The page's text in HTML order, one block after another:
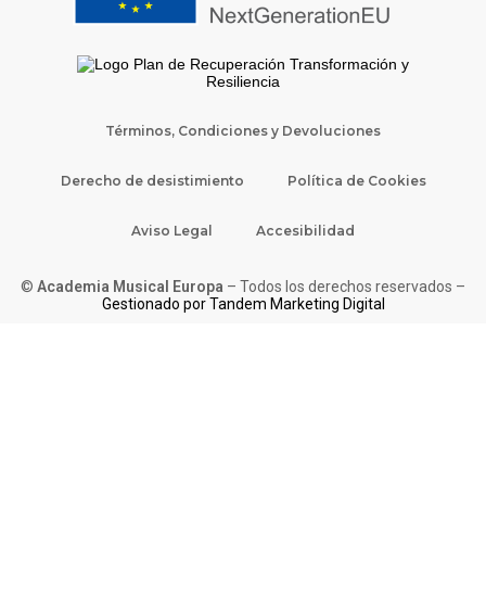
Términos, Condiciones y Devoluciones
Derecho de desistimiento Política de Cookies
Aviso Legal Accesibilidad
© Academia Musical Europa – Todos los derechos reservados –
Gestionado por Tandem Marketing Digital